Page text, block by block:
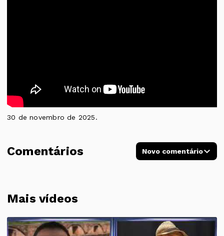
Mais vídeos
30 de novembro de 2025.
Comentários Novo comentário